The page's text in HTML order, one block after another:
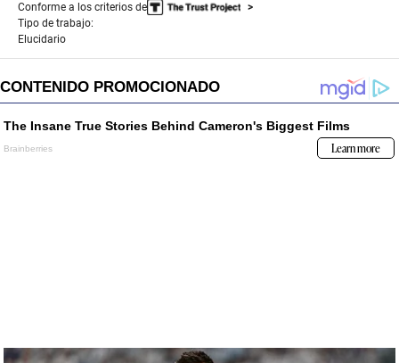
Conforme a los criterios de
Tipo de trabajo:
Elucidario